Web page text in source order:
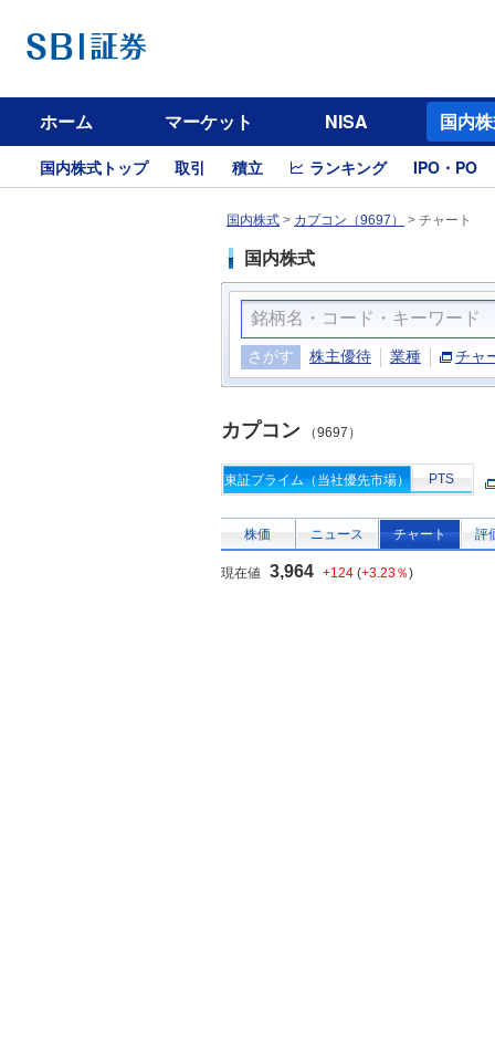
ホーム マーケット NISA 国内
国内株式トップ 取引 積立 ランキング IPO・PO
国内株式 > カプコン（9697） > チャート
国内株式
さがす 株主優待 業種 チャ
カプコン （9697）
東証プライム（当社優先市場） PTS
株価 ニュース チャート 評
現在値 3,964 +124 (+3.23％)